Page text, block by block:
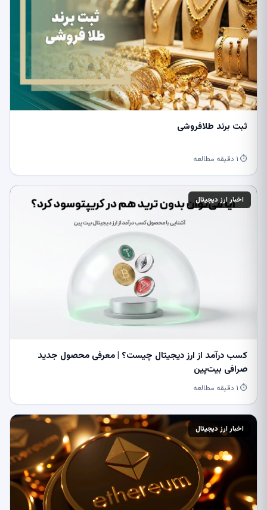
ثبت برند طلافروشی
⏱ ۱ دقیقه مطالعه
اخبار ارز دیجیتال
کسب درآمد از ارز دیجیتال چیست؟ | معرفی محصول جدید
صرافی بیت‌پین
⏱ ۱ دقیقه مطالعه
اخبار ارز دیجیتال